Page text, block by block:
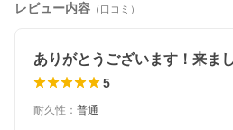
レビュー内容 （口コミ）
5
耐久性 ： 普通